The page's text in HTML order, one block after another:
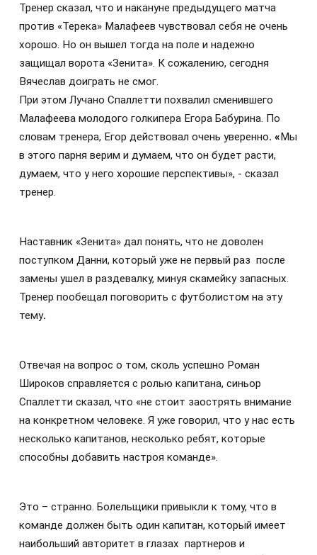
Тренер сказал, что и накануне предыдущего матча
против «Терека» Малафеев чувствовал себя не очень
хорошо. Но он вышел тогда на поле и надежно
защищал ворота «Зенита». К сожалению, сегодня
Вячеслав доиграть не смог.
При этом Лучано Спаллетти похвалил сменившего
Малафеева молодого голкипера Егора Бабурина. По
словам тренера, Егор действовал очень уверенно. «Мы
в этого парня верим и думаем, что он будет расти,
думаем, что у него хорошие перспективы», - сказал
тренер.
Наставник «Зенита» дал понять, что не доволен
поступком Данни, который уже не первый раз после
замены ушел в раздевалку, минуя скамейку запасных.
Тренер пообещал поговорить с футболистом на эту
тему.
Отвечая на вопрос о том, сколь успешно Роман
Широков справляется с ролью капитана, синьор
Спаллетти сказал, что «не стоит заострять внимание
на конкретном человеке. Я уже говорил, что у нас есть
несколько капитанов, несколько ребят, которые
способны добавить настроя команде».
Это – странно. Болельщики привыкли к тому, что в
команде должен быть один капитан, который имеет
наибольший авторитет в глазах партнеров и